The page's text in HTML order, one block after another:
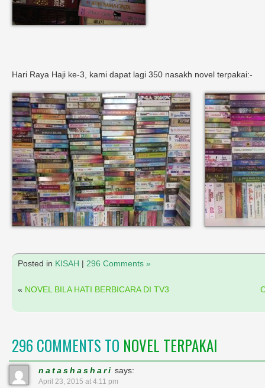
Hari Raya Haji ke-3, kami dapat lagi 350 nasakh novel terpakai:-
Posted in KISAH | 296 Comments »
« NOVEL BILA HATI BERBICARA DI TV3
296 COMMENTS TO NOVEL TERPAKAI
natashashari says:
April 23, 2015 at 4:11 pm